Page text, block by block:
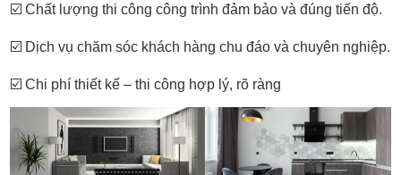
☑️Chất lượng thi công công trình đảm bảo và đúng tiến độ.
☑️ Dịch vụ chăm sóc khách hàng chu đáo và chuyên nghiệp.
☑️Chi phí thiết kế – thi công hợp lý, rõ ràng